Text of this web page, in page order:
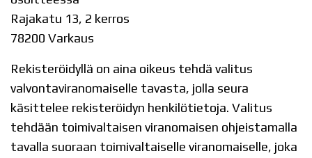
Rajakatu 13, 2 kerros
78200 Varkaus
Rekisteröidyllä on aina oikeus tehdä valitus
valvontaviranomaiselle tavasta, jolla seura
käsittelee rekisteröidyn henkilötietoja. Valitus
tehdään toimivaltaisen viranomaisen ohjeistamalla
tavalla suoraan toimivaltaiselle viranomaiselle, joka